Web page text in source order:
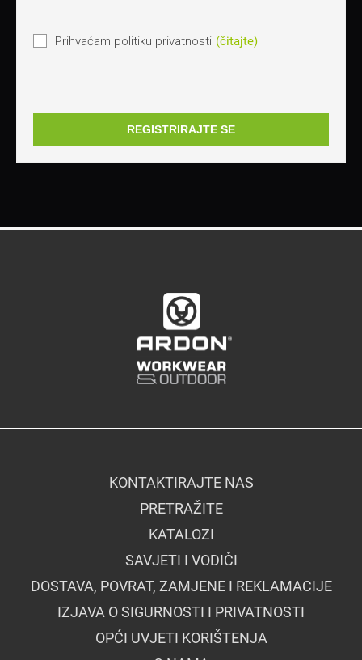
Prihvaćam politiku privatnosti (čitajte)
REGISTRIRAJTE SE
KONTAKTIRAJTE NAS
PRETRAŽITE
KATALOZI
SAVJETI I VODIČI
DOSTAVA, POVRAT, ZAMJENE I REKLAMACIJE
IZJAVA O SIGURNOSTI I PRIVATNOSTI
OPĆI UVJETI KORIŠTENJA